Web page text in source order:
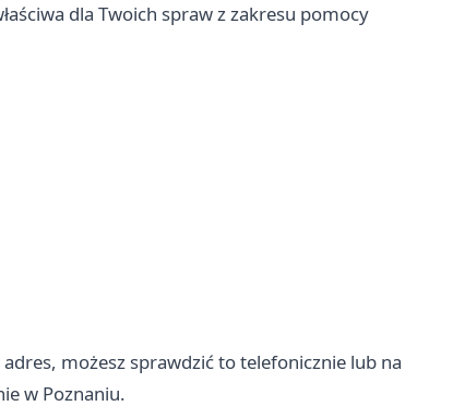
dla Twoich spraw z zakresu pomocy
możesz sprawdzić to telefonicznie lub na
w Poznaniu.